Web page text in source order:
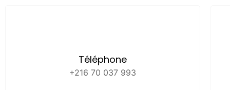
Téléphone
+216 70 037 993